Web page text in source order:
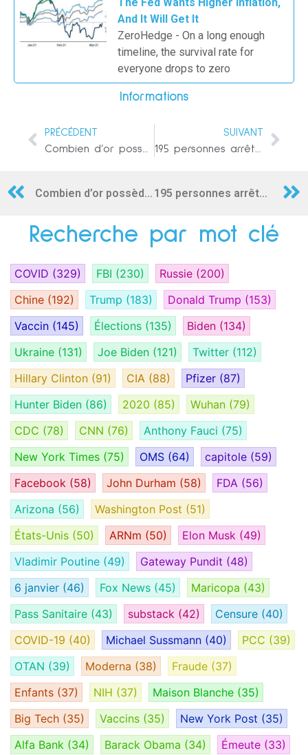
And It Will Get It
ZeroHedge - On a long enough
timeline, the survival rate for
everyone drops to zero
Informations
PRÉCÉDENT
Combien d’or possède la Chine ? Beaucoup plus que vous ne le pensez
SUIVANT
195 personnes arrêtées dans le cadre d’une vaste opération internationale de lutte contre la traite des êtres humains
Combien d’or possède la Chine ? Beaucoup plus que vous ne le pensez 195 personnes arrêtées dans le cadre d’une vaste opération internationale de lutte contre la traite des êtres humains
Recherche par mot clé
COVID (329) FBI (230) Russie (200)
Chine (192) Trump (183) Donald Trump (153)
Vaccin (145) Élections (135) Biden (134)
Ukraine (131) Joe Biden (121) Twitter (112)
Hillary Clinton (91) CIA (88) Pfizer (87)
Hunter Biden (86) 2020 (85) Wuhan (79)
CDC (78) CNN (76) Anthony Fauci (75)
New York Times (75) OMS (64) capitole (59)
Facebook (58) John Durham (58) FDA (56)
Arizona (56) Washington Post (51)
États-Unis (50) ARNm (50) Elon Musk (49)
Vladimir Poutine (49) Gateway Pundit (48)
6 janvier (46) Fox News (45) Maricopa (43)
Pass Sanitaire (43) substack (42) Censure (40)
COVID-19 (40) Michael Sussmann (40) PCC (39)
OTAN (39) Moderna (38) Fraude (37)
Enfants (37) NIH (37) Maison Blanche (35)
Big Tech (35) Vaccins (35) New York Post (35)
Alfa Bank (34) Barack Obama (34) Émeute (33)